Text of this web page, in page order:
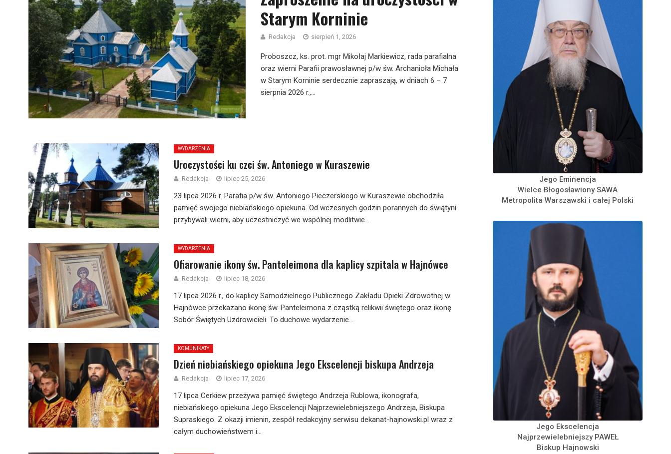
Starym Korninie
Redakcja sierpień 1, 2026
Proboszcz, ks. prot. mgr Mikołaj Markiewicz, rada parafialna
oraz wierni Parafii prawosławnej p/w św. Archanioła Michała
w Starym Korninie serdecznie zapraszają, w dniach 6 – 7
sierpnia 2026 r.,...
WYDARZENIA
Uroczystości ku czci św. Antoniego w Kuraszewie
Redakcja lipiec 25, 2026
23 lipca 2026 r. Parafia p/w św. Antoniego Pieczerskiego w Kuraszewie obchodziła
pamięć swojego niebiańskiego opiekuna. Od wczesnych godzin porannych do świątyni
przybywali wierni, aby uczestniczyć we wspólnej modlitwie....
WYDARZENIA
Ofiarowanie ikony św. Panteleimona dla kaplicy szpitala w Hajnówce
Redakcja lipiec 18, 2026
17 lipca 2026 r., do kaplicy Samodzielnego Publicznego Zakładu Opieki Zdrowotnej w
Hajnówce przekazano ikonę św. Panteleimona z cząstką relikwii świętego oraz ikonę
Sobór Świętych Uzdrowicieli. To duchowe wydarzenie...
KOMUNIKATY
Dzień niebiańskiego opiekuna Jego Ekscelencji biskupa Andrzeja
Redakcja lipiec 17, 2026
17 lipca Cerkiew przeżywa pamięć świętego Andrzeja Rublowa, ikonografa,
niebiańskiego opiekuna Jego Ekscelencji Najprzewielebniejszego Andrzeja, Biskupa
Supraskiego. Z okazji imienin, zespół redakcyjny serwisu dekanat-hajnowski.pl wraz z
całym duchowieństwem i...
Jego Eminencja
Wielce Błogosławiony SAWA
Metropolita Warszawski i całej Polski
Jego Ekscelencja
Najprzewielebniejszy PAWEŁ
Biskup Hajnowski